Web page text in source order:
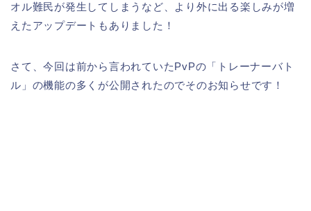
オル難民が発生してしまうなど、より外に出る楽しみが増
えたアップデートもありました！
さて、今回は前から言われていたPvPの「トレーナーバト
ル」の機能の多くが公開されたのでそのお知らせです！